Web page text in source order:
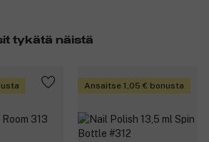
tykätä näistä
Ansaitse 1,05 € bonusta